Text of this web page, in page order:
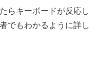
らキーボードが反応し
でもわかるように詳し